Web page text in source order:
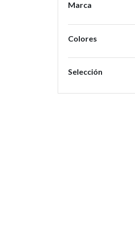
Marca
Colores
Selección